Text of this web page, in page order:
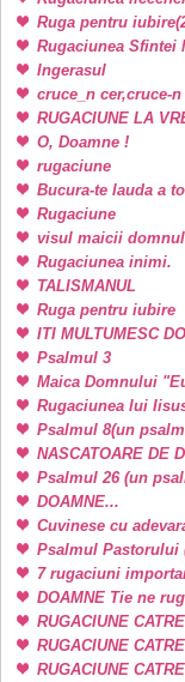
Ruga pentru
Rugaciunea Sfintei
Ingerasul
cruce_n cer,cruce-
RUGACIUNE LA
O, Doamne !
rugaciune
Bucura-te lauda a
Rugaciune
visul maicii
Rugaciunea inimi.
TALISMANUL
Ruga pentru iubire
ITI MULTUMESC
Psalmul 3
Maica Domnului
Rugaciunea lui
Psalmul 8(un
NASCATOARE DE
Psalmul 26 (un
DOAMNE...
Cuvinese cu
Psalmul Pastorului
7 rugaciuni
DOAMNE Tie ne
RUGACIUNE
RUGACIUNE
RUGACIUNE